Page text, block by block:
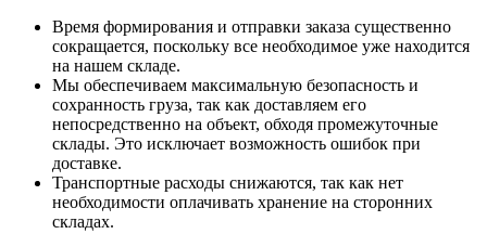
Время формирования и отправки заказа существенно
сокращается, поскольку все необходимое уже находится
на нашем складе.
Мы обеспечиваем максимальную безопасность и
сохранность груза, так как доставляем его
непосредственно на объект, обходя промежуточные
склады. Это исключает возможность ошибок при
доставке.
Транспортные расходы снижаются, так как нет
необходимости оплачивать хранение на сторонних
складах.